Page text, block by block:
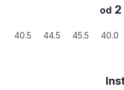
od
40.5 44.5 45.5 40.0